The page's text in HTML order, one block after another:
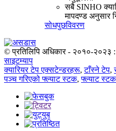
सबै SINHO
मापदण्ड अनुसार
सोधपुछविवरण
© प्रतिलिपि अधिकार - २०१०-२०२३
साइटम्याप
क्यारियर टेप एक्सटेन्डरहरू,टाँस्ने टेप,
पञ्च गरिएको फ्ल्याट स्टक,फ्ल्याट